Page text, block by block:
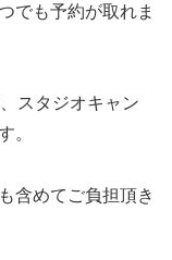
でも予約が取れま
スタジオキャン
。
含めてご負担頂き